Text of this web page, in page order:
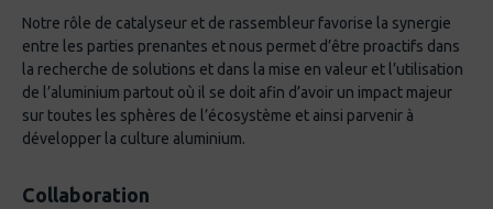
Notre rôle de catalyseur et de rassembleur favorise la synergie
entre les parties prenantes et nous permet d’être proactifs dans
la recherche de solutions et dans la mise en valeur et l’utilisation
de l’aluminium partout où il se doit afin d’avoir un impact majeur
sur toutes les sphères de l’écosystème et ainsi parvenir à
développer la culture aluminium.
Collaboration